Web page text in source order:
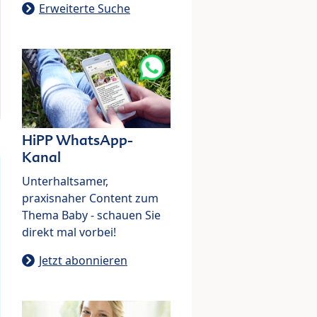
Erweiterte Suche
HiPP WhatsApp-
Kanal
Unterhaltsamer,
praxisnaher Content zum
Thema Baby - schauen Sie
direkt mal vorbei!
Jetzt abonnieren